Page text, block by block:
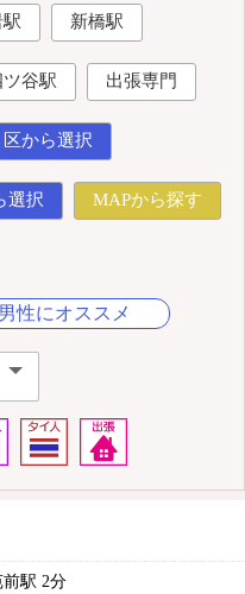
新橋駅
ツ谷駅 出張専門
区から選択
選択 MAPから探す
男性にオススメ
駅 2分